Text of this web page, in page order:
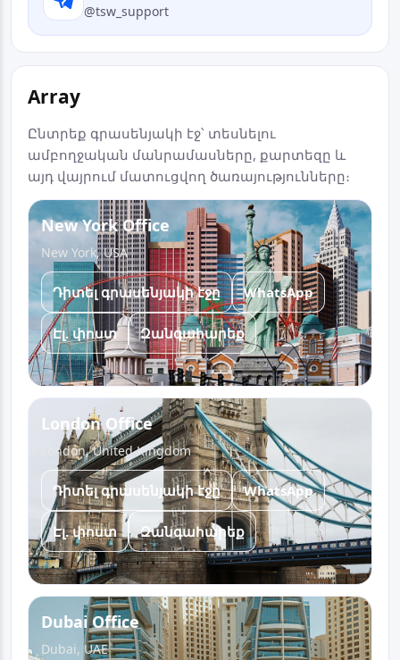
@tsw_support
Array
Ընտրեք գրասենյակի էջ՝ տեսնելու
ամբողջական մանրամասները, քարտեզը և
այդ վայրում մատուցվող ծառայությունները։
New York Office
New York, USA
Դիտել գրասենյակի էջը WhatsApp
Էլ. փոստ Զանգահարեք
London Office
London, United Kingdom
Դիտել գրասենյակի էջը WhatsApp
Էլ. փոստ Զանգահարեք
Dubai Office
Dubai, UAE